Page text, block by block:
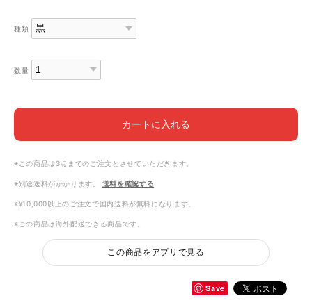
種類
数量
カートに入れる
※この商品は3点までのご注文とさせていただきます。
※別途送料がかかります。 送料を確認する
※¥10,000以上のご注文で国内送料が無料になります。
※この商品は海外配送できる商品です。
この商品をアプリで見る
Save